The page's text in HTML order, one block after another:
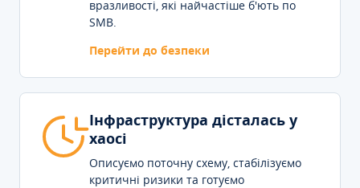
вразливості, які найчастіше б'ють по
SMB.
Перейти до безпеки
Інфраструктура дісталась у
хаосі
Описуємо поточну схему, стабілізуємо
критичні ризики та готуємо